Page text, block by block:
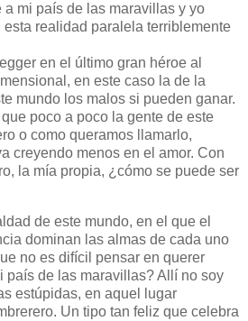
a mi país de las maravillas y yo
realidad paralela terriblemente
en el último gran héroe al
en este caso la de la
mundo los malos si pueden ganar.
poco a poco la gente de este
o como queramos llamarlo,
creyendo menos en el amor. Con
la mía propia, ¿cómo se puede ser
de este mundo, en el que el
dominan las almas de cada uno
no es difícil pensar en querer
país de las maravillas? Allí no soy
estúpidas, en aquel lugar
Un tipo tan feliz que celebra